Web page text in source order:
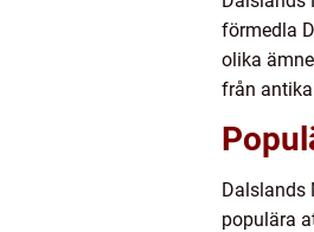
förmedla
olika
från
Dalslands
populära